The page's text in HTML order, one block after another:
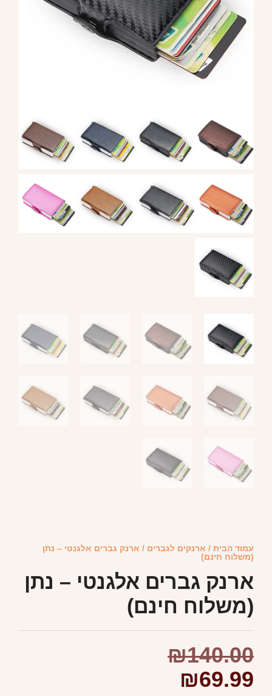
עמוד הבית / ארנקים לגברים / ארנק גברים אלגנטי – נתן
(משלוח חינם)
ארנק גברים אלגנטי – נתן
(משלוח חינם)
₪140.00
₪69.99